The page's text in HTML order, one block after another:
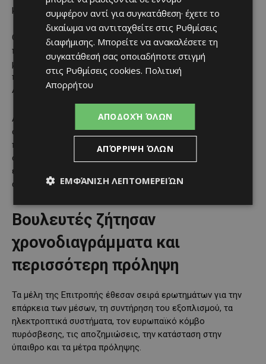
μόνωσης.
Ο κ. Λογγίνος ανέφερε ότι η ΑΗΚ ενημερώνεται για
πυρκαγιές που προκαλούνται από καλώδια ή
μετασχηματιστές της, σημειώνοντας ότι η πρόσφατη
πυρκαγιά στον Φαρμακά ξεκίνησε από μετασχηματιστή της
ΑΗΚ.
Αναφορά έγινε και στηΝεκρή Ζώνη, με τον κ. Λογγίνο να
σημειώνει ότι η Κυπριακή Δημοκρατία παρακολουθεί την
περιοχή και έχει την ευθύνη κατάσβεσης πυρκαγιών σε
συντονισμό με τα Ηνωμένα Έθνη. Ωστόσο, όπως
επισημάνθηκε, η κατάσβεση εκεί δεν είναι εύκολη, μεταξύ
άλλων και λόγω της ύπαρξης ναρκοπεδίων.
Βουλευτές ζήτησαν
χρονοδιαγράμματα και
περισσότερη πρόληψη
Τα μέλη της Επιτροπής έθεσαν σειρά ερωτημάτων για την
επάρκεια των μέσων, τη συντήρηση του εξοπλισμού, τα
ηλεκτροπτικά συστήματα, τον ευρωπαϊκό κόμβο
πυρόσβεσης, τις αποζημιώσεις, την κατάσταση στην
ύπαιθρο και τα μέτρα πρόληψης.
συμφέρον αντί για συγκατάθεση· έχετε το
δικαίωμα να αντιταχθείτε στις Ρυθμίσεις
διαφήμισης. Μπορείτε να ανακαλέσετε τη
συγκατάθεσή σας οποιαδήποτε στιγμή
στις Ρυθμίσεις cookies. Πολιτική
Απορρήτου
ΑΠΟΔΟΧΉ ΌΛΩΝ
ΑΠΌΡΡΙΨΗ ΌΛΩΝ
ΕΜΦΆΝΙΣΗ ΛΕΠΤΟΜΕΡΕΙΏΝ